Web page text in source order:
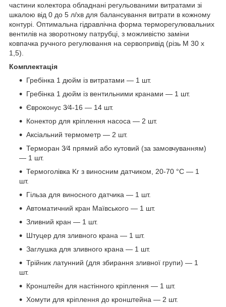
частини колектора обладнані регульованими витратами зі
шкалою від 0 до 5 л/хв для балансування витрати в кожному
контурі. Оптимальна гідравлічна форма терморегулювальних
вентилів на зворотному патрубці, з можливістю заміни
ковпачка ручного регулювання на сервопривід (різь М 30 х
1,5).
Комплектація
Гребінка 1 дюйм із витратами — 1 шт.
Гребінка 1 дюйм із вентильними кранами — 1 шт.
Євроконус 3⁄4-16 — 14 шт.
Конектор для кріплення насоса — 2 шт.
Аксіальний термометр — 2 шт.
Терморан 3⁄4 прямий або кутовий (за замовчуванням)
— 1 шт.
Термоголівка Kr з виносним датчиком, 20-70 °C — 1
шт.
Гільза для виносного датчика — 1 шт.
Автоматичний кран Маївського — 1 шт.
Зливний кран — 1 шт.
Штуцер для зливного крана — 1 шт.
Заглушка для зливного крана — 1 шт.
Трійник латунний (для збирання зливної групи) — 1
шт.
Кронштейн для настінного кріплення — 1 шт.
Хомути для кріплення до кронштейна — 2 шт.